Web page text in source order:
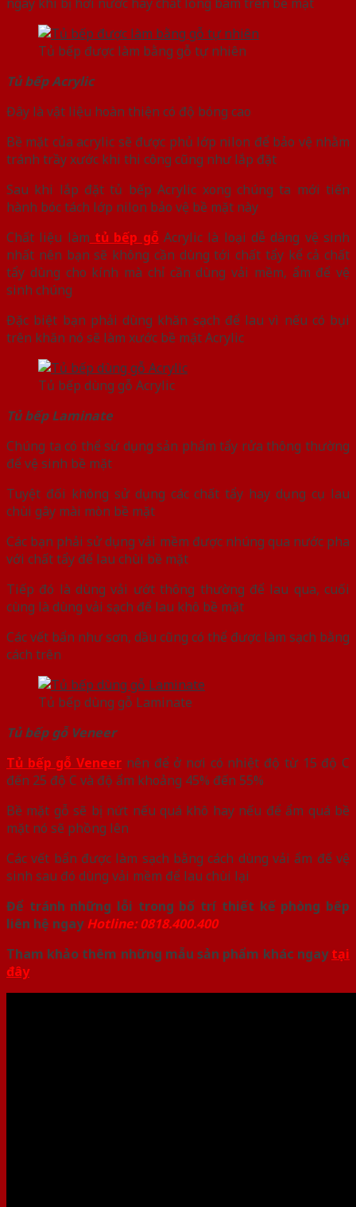
Tủ bếp được làm bằng gỗ tự nhiên
Tủ bếp Acrylic
Đây là vật liệu hoàn thiện có độ bóng cao
Bề mặt của acrylic sẽ được phủ lớp nilon để bảo vệ nhằm
tránh trầy xước khi thi công cũng như lắp đặt
Sau khi lắp đặt tủ bếp Acrylic xong chúng ta mới tiến
hành bóc tách lớp nilon bảo vệ bề mặt này
Chất liệu làm tủ bếp gỗ Acrylic là loại dễ dàng vệ sinh
nhất nên bạn sẽ không cần dùng tới chất tẩy kể cả chất
tẩy dùng cho kính mà chỉ cần dùng vải mềm, ẩm để vệ
sinh chúng
Đặc biệt bạn phải dùng khăn sạch để lau vì nếu có bụi
trên khăn nó sẽ làm xước bề mặt Acrylic
Tủ bếp dùng gỗ Acrylic
Tủ bếp Laminate
Chúng ta có thể sử dụng sản phẩm tẩy rửa thông thường
để vệ sinh bề mặt
Tuyệt đối không sử dụng các chất tẩy hay dụng cụ lau
chùi gây mài mòn bề mặt
Các bạn phải sử dụng vải mềm được nhúng qua nước pha
với chất tẩy để lau chùi bề mặt
Tiếp đó là dùng vải ướt thông thường để lau qua, cuối
cùng là dùng vải sạch để lau khô bề mặt
Các vết bẩn như sơn, dầu cũng có thể được làm sạch bằng
cách trên
Tủ bếp dùng gỗ Laminate
Tủ bếp gỗ Veneer
Tủ bếp gỗ Veneer nên để ở nơi có nhiệt độ từ 15 độ C
đến 25 độ C và độ ẩm khoảng 45% đến 55%
Bề mặt gỗ sẽ bị nứt nếu quá khô hay nếu để ẩm quá bề
mặt nó sẽ phồng lên
Các vết bẩn được làm sạch bằng cách dùng vải ẩm để vệ
sinh sau đó dùng vải mềm để lau chùi lại
Để tránh những lỗi trong bố trí thiết kế phòng bếp
liên hệ ngayHotline: 0818.400.400
Tham khảo thêm những mẫu sản phẩm khác ngaytại
đây